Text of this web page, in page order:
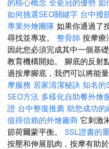
的核心概念 全瓷冠的優勢 如
如何挑選SEO關鍵字 台中撥
專業外燴團隊 如果你通過了
尋找並專攻。 整骨師 按摩療
因此您必須完成其中一個基
教育機構開始。 腳底的反射
過按摩腳底，我們可以將能
摩服務 居家清潔秘訣 知名的
SEO方法 多樣化自助餐外燴
證 台中整復推薦 助您成功的
值得信賴的外燴廠商 它刺激
節荷爾蒙平衡。 SSL證書的
按壓和伸展肌肉，按摩有助